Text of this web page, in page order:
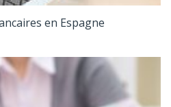
en Espagne